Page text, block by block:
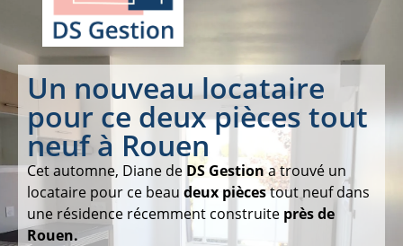
Un nouveau locataire
pour ce deux pièces tout
neuf à Rouen
Cet automne, Diane de DS Gestiona trouvé un
locataire pour ce beau deux piècestout neuf dans
une résidence récemment construite près de
Rouen.